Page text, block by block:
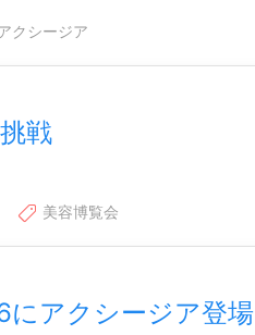
クシージア
戦
美容博覧会
にアクシージア登場